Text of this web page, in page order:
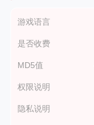
游戏语言
是否收费
MD5值
权限说明
隐私说明